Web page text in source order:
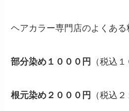
ヘアカラー専門店のよくあ
部分染め１０００円 （税込
根元染め２０００円 （税込